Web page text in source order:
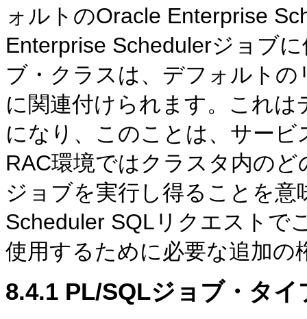
ォルトのOracle Enterprise
Enterprise Schedulerジョブ
ブ・クラスは、デフォルト
に関連付けられます。これ
になり、このことは、サー
RAC環境ではクラスタ内の
ジョブを実行し得ることを
Scheduler SQLリクエストで
使用するために必要な追加の
8.4.1 PL/SQLジョブ・タイ